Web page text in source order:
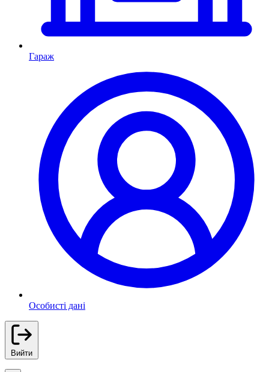
Гараж
Особисті дані
Вийти